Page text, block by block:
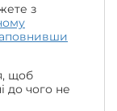
з
щоб
до чого не